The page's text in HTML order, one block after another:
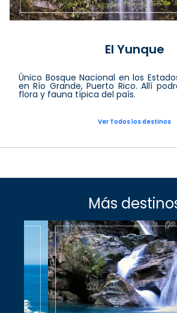
El Yunque
Único Bosque Nacional en los
en Río Grande, Puerto Rico. Allí
flora y fauna típica del país.
Ver Todos los destinos
Más